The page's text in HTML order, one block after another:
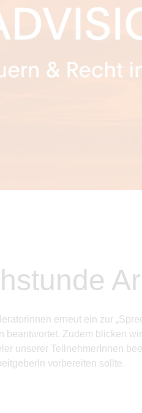
erneut ein zur
beantwortet. Zudem blicken
unserer Teilnehmer Innen
vorbereiten sollte.